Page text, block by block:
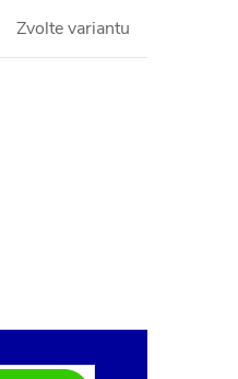
Zvolte variantu